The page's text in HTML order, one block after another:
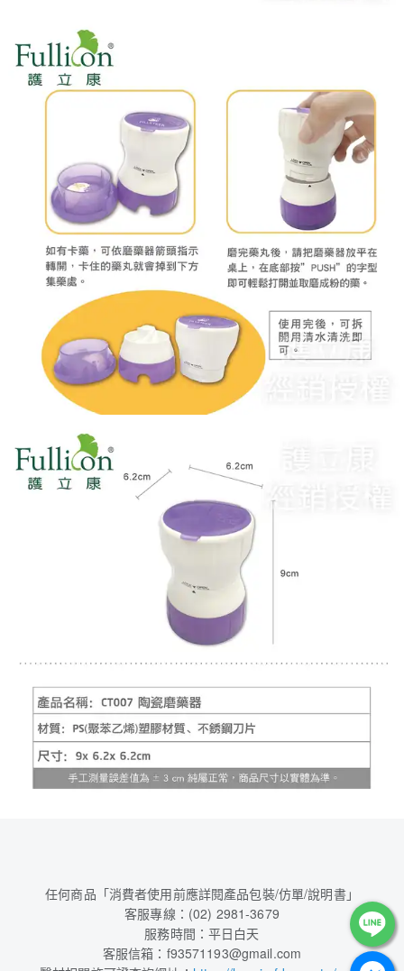
任何商品「消費者使用前應詳閱產品包裝/仿單/說明書」
客服專線：(02) 2981-3679
服務時間：平日白天
客服信箱：f93571193@gmail.com